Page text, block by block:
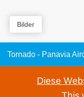
Bilder
Diese